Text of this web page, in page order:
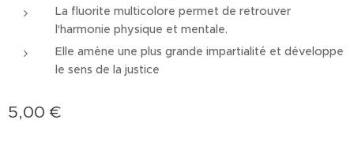
La fluorite multicolore permet de retrouver
l'harmonie physique et mentale.
Elle amène une plus grande impartialité et développe
le sens de la justice
5,00 €